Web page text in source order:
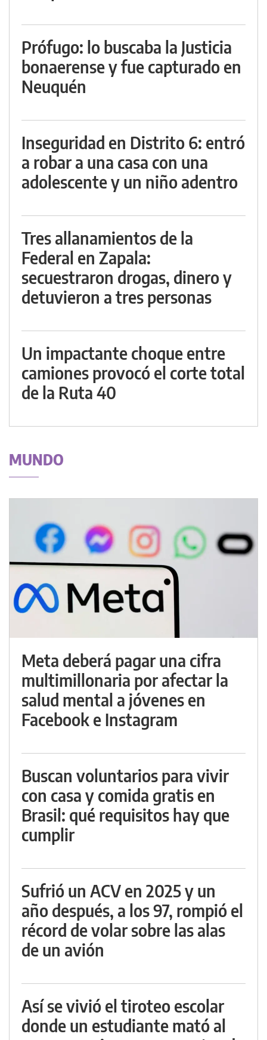
Prófugo: lo buscaba la Justicia
bonaerense y fue capturado en
Neuquén
Inseguridad en Distrito 6: entró
a robar a una casa con una
adolescente y un niño adentro
Tres allanamientos de la
Federal en Zapala:
secuestraron drogas, dinero y
detuvieron a tres personas
Un impactante choque entre
camiones provocó el corte total
de la Ruta 40
MUNDO
Meta deberá pagar una cifra
multimillonaria por afectar la
salud mental a jóvenes en
Facebook e Instagram
Buscan voluntarios para vivir
con casa y comida gratis en
Brasil: qué requisitos hay que
cumplir
Sufrió un ACV en 2025 y un
año después, a los 97, rompió el
récord de volar sobre las alas
de un avión
Así se vivió el tiroteo escolar
donde un estudiante mató al